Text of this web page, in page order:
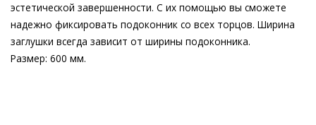
эстетической завершенности. C их помощью вы сможете
надежно фиксировать подоконник со всех торцов. Ширина
заглушки всегда зависит от ширины подоконника.
Размер: 600 мм.